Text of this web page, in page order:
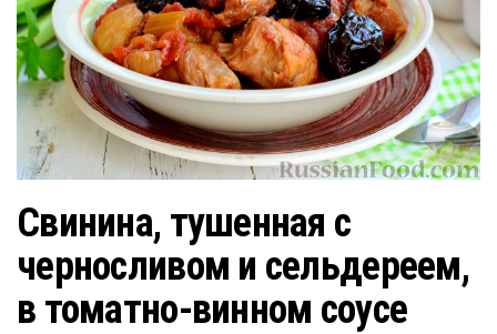
Свинина, тушенная с
черносливом и сельдереем,
в томатно-винном соусе